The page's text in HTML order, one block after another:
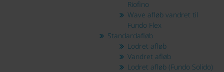
Riofino
Wave afløb vandret til
Fundo Flex
Standardafløb
Lodret afløb
Vandret afløb
Lodret afløb (Fundo Solido)